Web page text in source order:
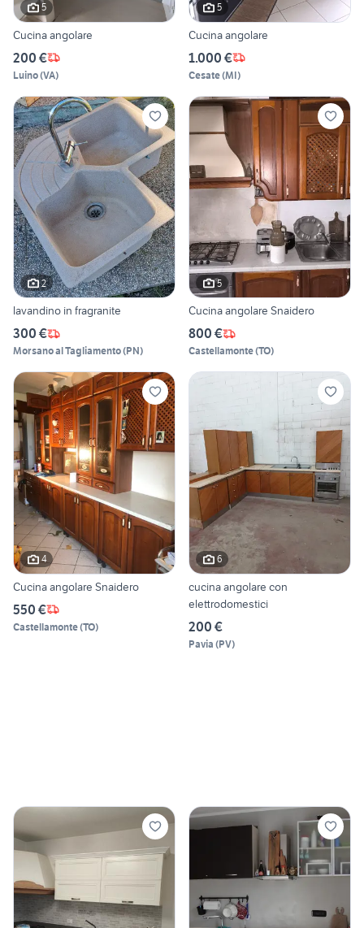
5
Cucina angolare
200 €
Luino(VA)
5
Cucina angolare
1.000 €
Cesate(MI)
2
lavandino in fragranite
300 €
Morsano al Tagliamento(PN)
5
Cucina angolare Snaidero
800 €
Castellamonte(TO)
4
Cucina angolare Snaidero
550 €
Castellamonte(TO)
6
cucina angolare con
elettrodomestici
200 €
Pavia (PV)